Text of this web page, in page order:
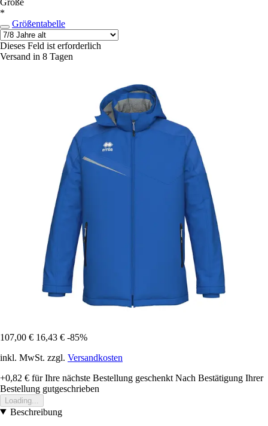
*
Größentabelle
Dieses Feld ist erforderlich
Versand in 8 Tagen
107,00 € 16,43 € -85%
inkl. MwSt. zzgl. Versandkosten
+0,82 € für Ihre nächste Bestellung geschenkt Nach Bestätigung Ihrer
Bestellung gutgeschrieben
Loading...
Beschreibung